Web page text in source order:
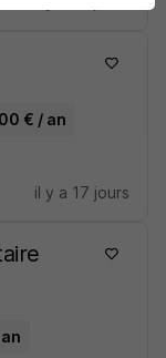
€ / an
il y a 17 jours